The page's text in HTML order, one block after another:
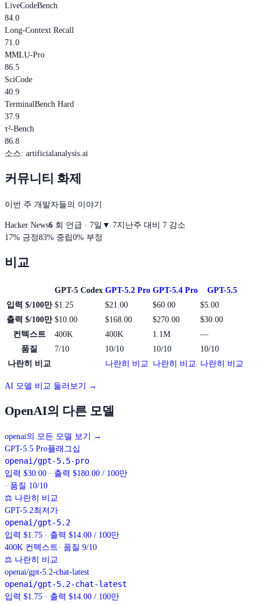
LiveCodeBench
84.0
Long-Context Recall
71.0
MMLU-Pro
86.5
SciCode
40.9
TerminalBench Hard
37.9
τ²-Bench
86.8
소스: artificialanalysis.ai
커뮤니티 화제
이번 주 개발자들의 이야기
Hacker News6 회 언급 · 7일 ▼ 7지난주 대비 7 감소
17% 긍정83% 중립0% 부정
비교
GPT-5 Codex GPT-5.2 Pro GPT-5.4 Pro
GPT-5.5
입력 $/100만 $1.25 $21.00 $60.00
$5.00
출력 $/100만 $10.00 $168.00 $270.00
$30.00
컨텍스트
400K 400K 1.1M
—
품질
7/10 10/10 10/10
10/10
나란히 비교
나란히 비교 나란히 비교 나란히 비교
AI 모델 비교 둘러보기 →
OpenAI의 다른 모델
openai의 모든 모델 보기
→
GPT-5.5 Pro플래그십
openai/gpt-5.5-pro
입력 $30.00 · 출력 $180.00 / 100만
· 품질 10/10
⚖ 나란히 비교
GPT-5.2최저가
openai/gpt-5.2
입력 $1.75 · 출력 $14.00 / 100만
400K 컨텍스트· 품질 9/10
⚖ 나란히 비교
openai/gpt-5.2-chat-latest
openai/gpt-5.2-chat-latest
입력 $1.75 · 출력 $14.00 / 100만